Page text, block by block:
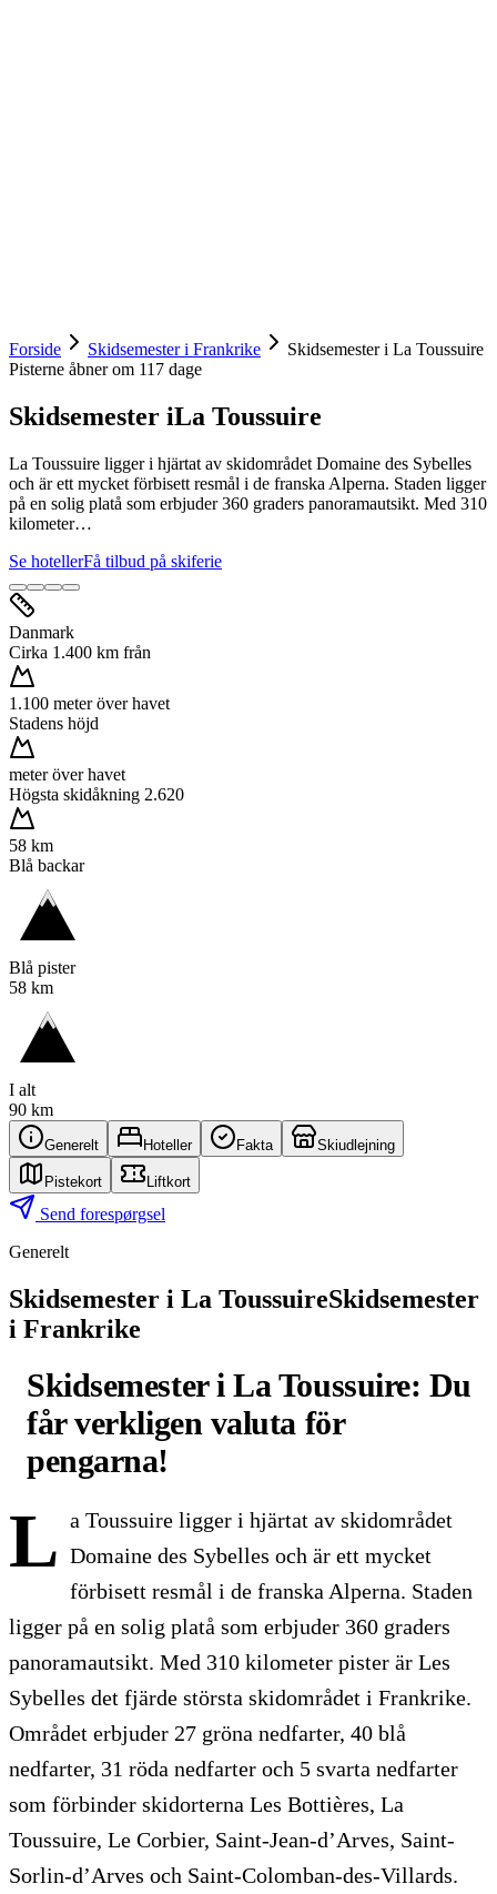
Forside Skidsemester i Frankrike
Skidsemester i La Toussuire
Pisterne åbner om 117 dage
Skidsemester iLa Toussuire
La Toussuire ligger i hjärtat av skidområdet Domaine des Sybelles
och är ett mycket förbisett resmål i de franska Alperna. Staden ligger
på en solig platå som erbjuder 360 graders panoramautsikt. Med 310
kilometer…
Se hotellerFå tilbud på skiferie
Danmark
Cirka 1.400 km från
1.100 meter över havet
Stadens höjd
meter över havet
Högsta skidåkning 2.620
58 km
Blå backar
Blå pister
58 km
I alt
90 km
Generelt Hoteller Fakta Skiudlejning
Pistekort Liftkort
Send forespørgsel
Generelt
Skidsemester i La ToussuireSkidsemester
i Frankrike
Skidsemester i La Toussuire: Du
får verkligen valuta för
pengarna!
L a Toussuire ligger i hjärtat av skidområdet
Domaine des Sybelles och är ett mycket
förbisett resmål i de franska Alperna. Staden
ligger på en solig platå som erbjuder 360 graders
panoramautsikt. Med 310 kilometer pister är Les
Sybelles det fjärde största skidområdet i Frankrike.
Området erbjuder 27 gröna nedfarter, 40 blå
nedfarter, 31 röda nedfarter och 5 svarta nedfarter
som förbinder skidorterna Les Bottières, La
Toussuire, Le Corbier, Saint-Jean-d’Arves, Saint-
Sorlin-d’Arves och Saint-Colomban-des-Villards.